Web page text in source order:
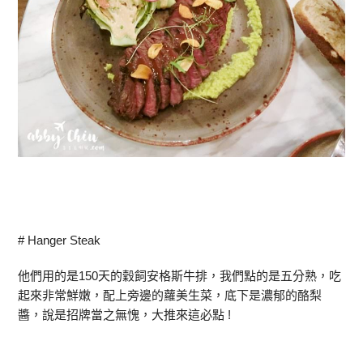
# Hanger Steak
他們用的是150天的穀飼安格斯牛排，我們點的是五分熟，吃
起來非常鮮嫩，配上旁邊的蘿美生菜，底下是濃郁的酪梨
醬，說是招牌當之無愧，大推來這必點 !